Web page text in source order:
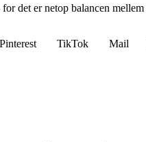
det er netop balancen
Pinterest TikTok Mail